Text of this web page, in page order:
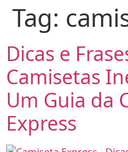
Tag:
Dicas e
Camisetas
Um Guia da
Express